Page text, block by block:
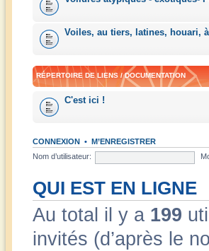
Voiles, au tiers, latines, houari,
RÉPERTOIRE DE LIENS / DOCUMENTATION
C'est ici !
CONNEXION • M’ENREGISTRER
Nom d’utilisateur:
QUI EST EN LIGNE
Au total il y a 199
invités (d’après le